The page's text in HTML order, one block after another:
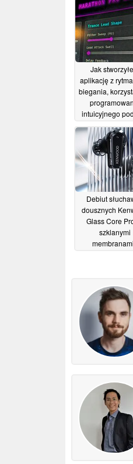
Jak
aplikację z
biegania,
intuicyjnego
06/07/
Debiut
dousznych
Glass Core
szklanymi